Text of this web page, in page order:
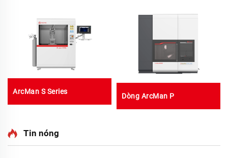
ArcMan S Series
Dòng ArcMan P
Tin nóng